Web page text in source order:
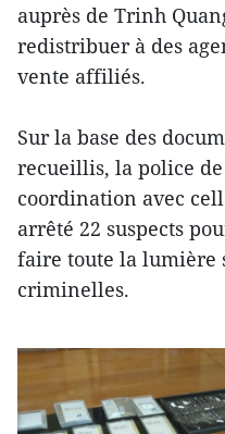
auprès de Trinh
redistribuer à des
vente affiliés.
Sur la base des
recueillis, la police
coordination avec
arrêté 22 suspects
faire toute la lumière
criminelles.